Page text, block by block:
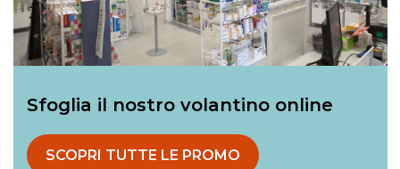
Sfoglia il nostro volantino online
SCOPRI TUTTE LE PROMO